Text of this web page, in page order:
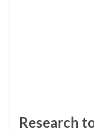
Research